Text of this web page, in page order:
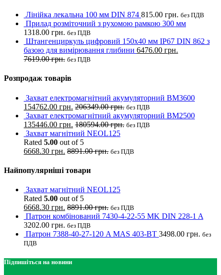
Лінійка лекальна 100 мм DIN 874 815.00 грн. без ПДВ
Прилад розміточний з рухомою рамкою 300 мм
1318.00 грн. без ПДВ
Штангенциркуль цифровий 150х40 мм IP67 DIN 862 з
базою для вимірювання глибини 6476.00 грн.
7619.00грн. без ПДВ
Розпродаж товарів
Захват електромагнітний акумуляторний BM3600
154762.00 грн. 206349.00грн. без ПДВ
Захват електромагнітний акумуляторний BM2500
135446.00 грн. 180594.00грн. без ПДВ
Захват магнітний NEOL125
Rated 5.00 out of 5
6668.30 грн. 8891.00грн. без ПДВ
Найпопулярніші товари
Захват магнітний NEOL125
Rated 5.00 out of 5
6668.30 грн. 8891.00грн. без ПДВ
Патрон комбінований 7430-4-22-55 MK DIN 228-1 A
3202.00 грн. без ПДВ
Патрон 7388-40-27-120 A MAS 403-BT 3498.00 грн. без
ПДВ
Підпишіться на новини